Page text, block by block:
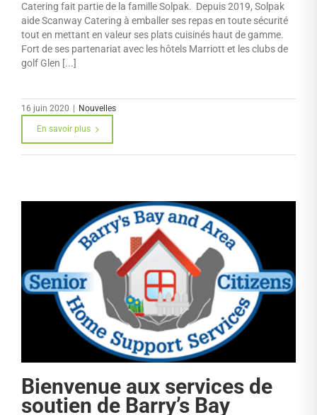
Catering fait partie de la famille Solpak. Depuis 2019, Solpak
aide Scanway Catering à emballer ses repas en toute sécurité
tout en mettant en valeur ses plats cuisinés haut de gamme.
Fort de ses partenariat avec les hôtels Marriott et les clubs de
golf Glen [...]
16 juin 2020 Nouvelles
En savoir plus
Bienvenue aux services de
soutien de Barry’s Bay